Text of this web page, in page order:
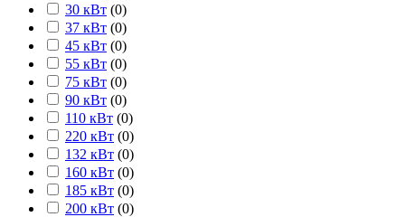
30 кВт (0)
37 кВт (0)
45 кВт (0)
55 кВт (0)
75 кВт (0)
90 кВт (0)
110 кВт (0)
220 кВт (0)
132 кВт (0)
160 кВт (0)
185 кВт (0)
200 кВт (0)